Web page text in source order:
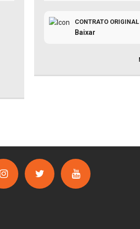
CONTRATO ORIGINAL
Baixar